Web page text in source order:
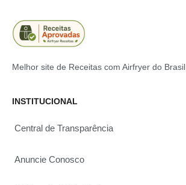
Melhor site de Receitas com Airfryer do Brasil
INSTITUCIONAL
Central de Transparência
Anuncie Conosco